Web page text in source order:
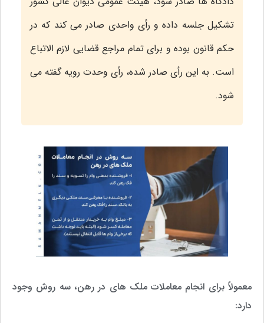
تشکیل جلسه داده و رأی واحدی صادر می کند که در
حکم قانون بوده و برای تمام مراجع قضایی لازم الاتباع
است. به این رأی صادر شده، رأی وحدت رویه گفته می
شود.
معمولاً برای انجام معاملات ملک های در رهن، سه روش وجود
دارد: